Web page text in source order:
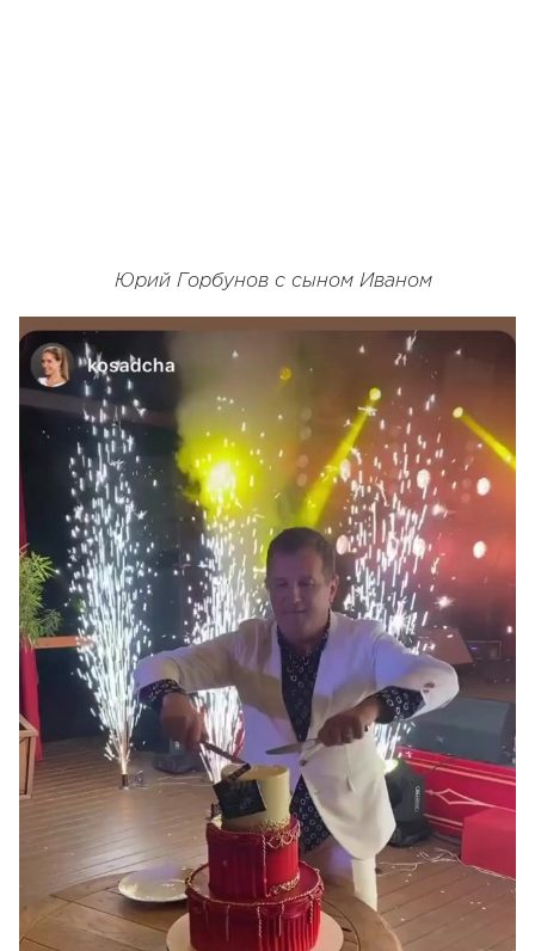
Юрий Горбунов с сыном Иваном